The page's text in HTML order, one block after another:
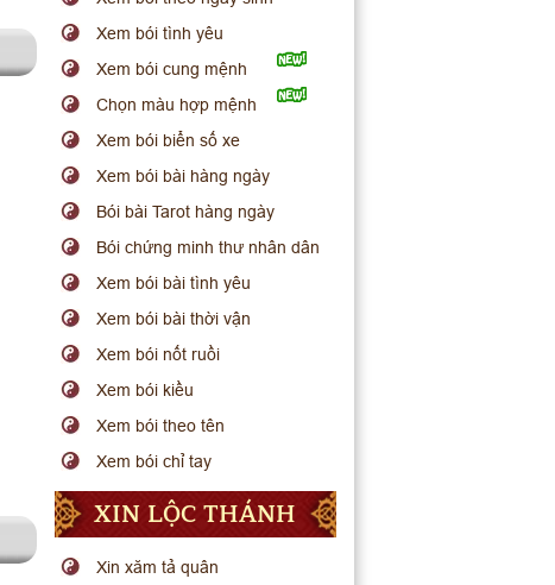
Xem bói tình yêu
Xem bói cung mệnh
Chọn màu hợp mệnh
Xem bói biển số xe
Xem bói bài hàng ngày
Bói bài Tarot hàng ngày
Bói chứng minh thư nhân dân
Xem bói bài tình yêu
Xem bói bài thời vận
Xem bói nốt ruồi
Xem bói kiều
Xem bói theo tên
Xem bói chỉ tay
XIN LỘC THÁNH
Xin xăm tả quân